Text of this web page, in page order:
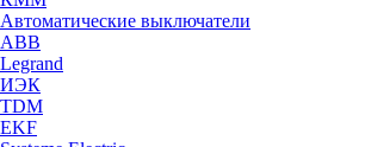
Автоматические выключатели
ABB
Legrand
ИЭК
TDM
EKF